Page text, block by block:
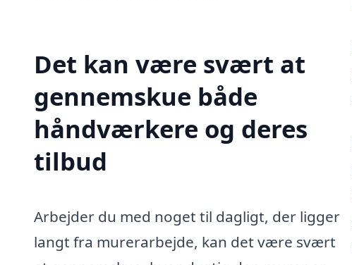
Det kan være svært at
gennemskue både
håndværkere og deres
tilbud
Arbejder du med noget til dagligt, der ligger
langt fra murerarbejde, kan det være svært